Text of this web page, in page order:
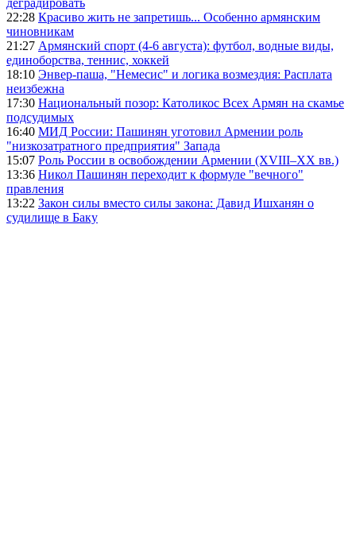
деградировать
22:28 Красиво жить не запретишь... Особенно армянским
чиновникам
21:27 Армянский спорт (4-6 августа): футбол, водные виды,
единоборства, теннис, хоккей
18:10 Энвер-паша, "Немесис" и логика возмездия: Расплата
неизбежна
17:30 Национальный позор: Католикос Всех Армян на скамье
подсудимых
16:40 МИД России: Пашинян уготовил Армении роль
"низкозатратного предприятия" Запада
15:07 Роль России в освобождении Армении (XVIII–XX вв.)
13:36 Никол Пашинян переходит к формуле "вечного"
правления
13:22 Закон силы вместо силы закона: Давид Ишханян о
судилище в Баку